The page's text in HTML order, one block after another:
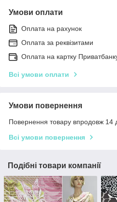
Умови оплати
Оплата на рахунок
Оплата за реквізитами
Оплата на картку
Всі умови оплати
Умови повернення
Повернення товару впродовж 14
Всі умови повернення
Подібні товари компанії